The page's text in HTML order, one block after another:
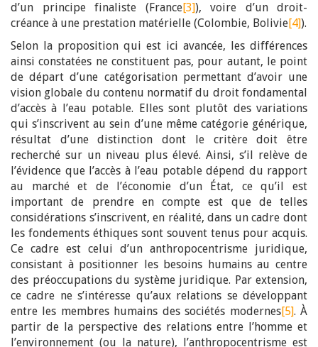
d’un principe finaliste (France[3]), voire d’un droit-
créance à une prestation matérielle (Colombie, Bolivie[4]).
Selon la proposition qui est ici avancée, les différences
ainsi constatées ne constituent pas, pour autant, le point
de départ d’une catégorisation permettant d’avoir une
vision globale du contenu normatif du droit fondamental
d’accès à l’eau potable. Elles sont plutôt des variations
qui s’inscrivent au sein d’une même catégorie générique,
résultat d’une distinction dont le critère doit être
recherché sur un niveau plus élevé. Ainsi, s’il relève de
l’évidence que l’accès à l’eau potable dépend du rapport
au marché et de l’économie d’un État, ce qu’il est
important de prendre en compte est que de telles
considérations s’inscrivent, en réalité, dans un cadre dont
les fondements éthiques sont souvent tenus pour acquis.
Ce cadre est celui d’un anthropocentrisme juridique,
consistant à positionner les besoins humains au centre
des préoccupations du système juridique. Par extension,
ce cadre ne s’intéresse qu’aux relations se développant
entre les membres humains des sociétés modernes[5]. À
partir de la perspective des relations entre l’homme et
l’environnement (ou la nature), l’anthropocentrisme est